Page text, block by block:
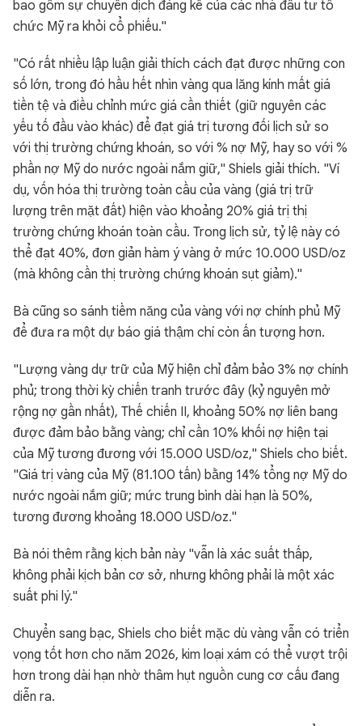
bao gồm sự chuyển dịch đáng kể của các nhà đầu tư tổ
chức Mỹ ra khỏi cổ phiếu."
"Có rất nhiều lập luận giải thích cách đạt được những con
số lớn, trong đó hầu hết nhìn vàng qua lăng kính mất giá
tiền tệ và điều chỉnh mức giá cần thiết (giữ nguyên các
yếu tố đầu vào khác) để đạt giá trị tương đối lịch sử so
với thị trường chứng khoán, so với % nợ Mỹ, hay so với %
phần nợ Mỹ do nước ngoài nắm giữ," Shiels giải thích. "Ví
dụ, vốn hóa thị trường toàn cầu của vàng (giá trị trữ
lượng trên mặt đất) hiện vào khoảng 20% giá trị thị
trường chứng khoán toàn cầu. Trong lịch sử, tỷ lệ này có
thể đạt 40%, đơn giản hàm ý vàng ở mức 10.000 USD/oz
(mà không cần thị trường chứng khoán sụt giảm)."
Bà cũng so sánh tiềm năng của vàng với nợ chính phủ Mỹ
để đưa ra một dự báo giá thậm chí còn ấn tượng hơn.
"Lượng vàng dự trữ của Mỹ hiện chỉ đảm bảo 3% nợ chính
phủ; trong thời kỳ chiến tranh trước đây (kỷ nguyên mở
rộng nợ gần nhất), Thế chiến II, khoảng 50% nợ liên bang
được đảm bảo bằng vàng; chỉ cần 10% khối nợ hiện tại
của Mỹ tương đương với 15.000 USD/oz," Shiels cho biết.
"Giá trị vàng của Mỹ (81.100 tấn) bằng 14% tổng nợ Mỹ do
nước ngoài nắm giữ; mức trung bình dài hạn là 50%,
tương đương khoảng 18.000 USD/oz."
Bà nói thêm rằng kịch bản này "vẫn là xác suất thấp,
không phải kịch bản cơ sở, nhưng không phải là một xác
suất phi lý."
Chuyển sang bạc, Shiels cho biết mặc dù vàng vẫn có triển
vọng tốt hơn cho năm 2026, kim loại xám có thể vượt trội
hơn trong dài hạn nhờ thâm hụt nguồn cung cơ cấu đang
diễn ra.